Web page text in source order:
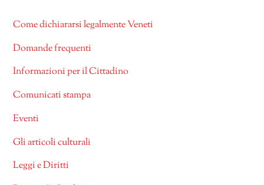
Come dichiararsi legalmente Veneti
Domande frequenti
Informazioni per il Cittadino
Comunicati stampa
Eventi
Gli articoli culturali
Leggi e Diritti